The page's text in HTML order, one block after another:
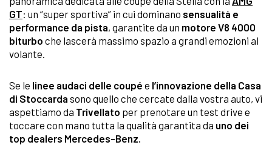
GT: un “super sportiva” in cui dominano sensualità e
performance da pista, garantite da un motore V8 4000
biturbo che lascerà massimo spazio a grandi emozioni al
volante.
Se le linee audaci delle coupé e l’innovazione della Casa
di Stoccarda sono quello che cercate dalla vostra auto, vi
aspettiamo da Trivellato per prenotare un test drive e
toccare con mano tutta la qualità garantita da uno dei
top dealers Mercedes-Benz.